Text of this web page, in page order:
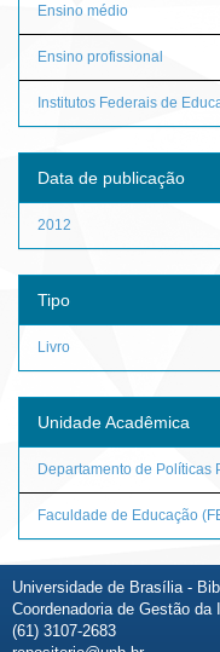
Ensino médio
Ensino profissional
Institutos Federais de
Data de publicação
2012
Tipo
Livro
Unidade Acadêmica
Departamento de Políticas
Faculdade de Educação
Universidade de Brasília -
Coordenadoria de Gestão
(61) 3107-2683